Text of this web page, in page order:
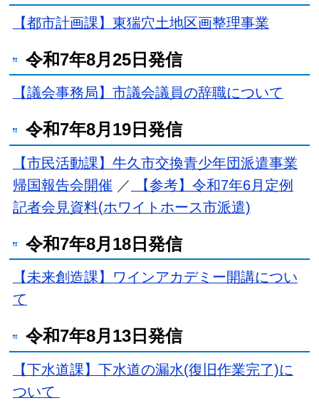
【都市計画課】東猯穴土地区画整理事業
令和7年8月25日発信
【議会事務局】市議会議員の辞職について
令和7年8月19日発信
【市民活動課】牛久市交換青少年団派遣事業
帰国報告会開催 ／
【参考】令和7年6月定例
記者会見資料(ホワイトホース市派遣)
令和7年8月18日発信
【未来創造課】ワインアカデミー開講につい
て
令和7年8月13日発信
【下水道課】下水道の漏水(復旧作業完了)に
ついて